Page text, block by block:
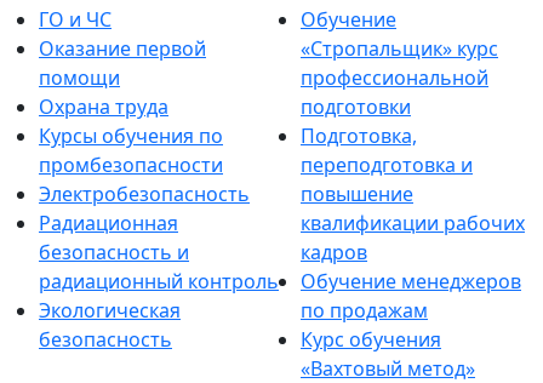
ГО и ЧС
Оказание первой
помощи
Охрана труда
Курсы обучения по
промбезопасности
Электробезопасность
Радиационная
безопасность и
радиационный контроль
Экологическая
безопасность
Обучение
«Стропальщик» курс
профессиональной
подготовки
Подготовка,
переподготовка и
повышение
квалификации рабочих
кадров
Обучение менеджеров
по продажам
Курс обучения
«Вахтовый метод»